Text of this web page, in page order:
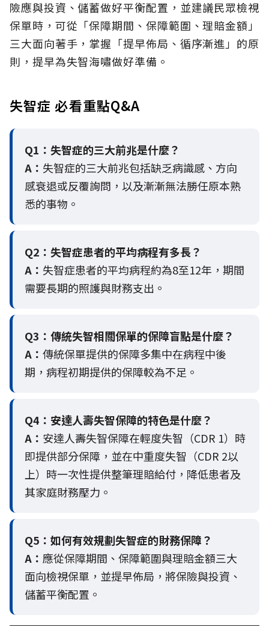
險應與投資、儲蓄做好平衡配置，並建議民眾檢視
保單時，可從「保障期間、保障範圍、理賠金額」
三大面向著手，掌握「提早佈局、循序漸進」的原
則，提早為失智海嘯做好準備。
失智症 必看重點Q&A
Q1：失智症的三大前兆是什麼？
A： 失智症的三大前兆包括缺乏病識感、方向
感衰退或反覆詢問，以及漸漸無法勝任原本熟
悉的事物。
Q2： 失智症患者的平均病程有多長？
A： 失智症患者的平均病程約為8至12年，期間
需要長期的照護與財務支出。
Q3： 傳統失智相關保單的保障盲點是什麼？
A： 傳統保單提供的保障多集中在病程中後
期，病程初期提供的保障較為不足。
Q4： 安達人壽失智保障的特色是什麼？
A： 安達人壽失智保障在輕度失智（CDR 1）時
即提供部分保障，並在中重度失智（CDR 2以
上）時一次性提供整筆理賠給付，降低患者及
其家庭財務壓力。
Q5： 如何有效規劃失智症的財務保障？
A： 應從保障期間、保障範圍與理賠金額三大
面向檢視保單，並提早佈局，將保險與投資、
儲蓄平衡配置。